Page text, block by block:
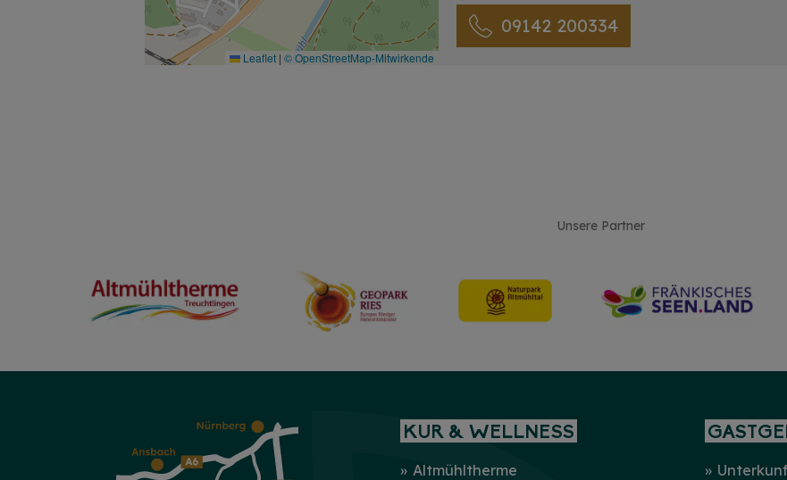
Leaflet | © OpenStreetMap-Mitwirkende
09142 200334
Unsere Partner
KUR & WELLNESS
Altmühltherme